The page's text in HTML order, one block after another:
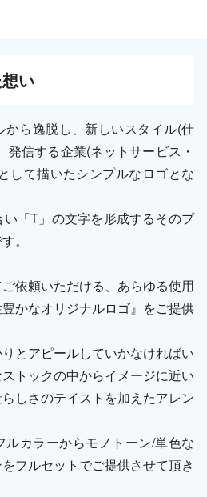
い
から逸脱し、新しいスタイル(仕
信する企業(ネットサービス・
して描いたシンプルなロゴとな
「T」の文字を形成するそのプ
。
依頼いただける、あらゆる使用
かなオリジナルロゴ』をご提供
とアピールしていかなければい
トックの中からイメージに近い
しさのテイストを加えたアレン
カラーからモノトーン/単色な
フルセットでご提供させて頂き